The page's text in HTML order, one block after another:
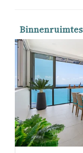
Binnenruimtes